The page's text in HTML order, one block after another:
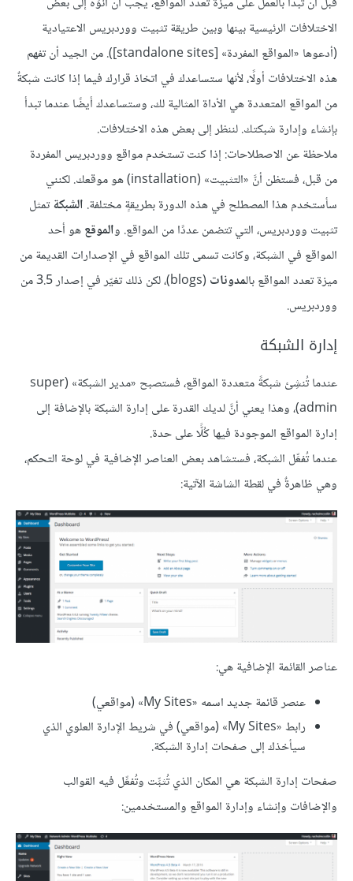
الاختلافات الرئيسية بينها وبين طريقة تثبيت ووردبريس الاعتيادية
(أدعوها «المواقع المفردة» [standalone sites]). من الجيد أن تفهم
هذه الاختلافات أولًا، لأنها ستساعدك في اتخاذ قرارك فيما إذا كانت شبكةٌ
من المواقع المتعددة هي الأداة المثالية لك، وستساعدك أيضًا عندما تبدأ
بإنشاء وإدارة شبكتك. لننظر إلى بعض هذه الاختلافات.
ملاحظة عن الاصطلاحات: إذا كنت تستخدم مواقع ووردبريس المفردة
من قبل، فستظن أنَّ «التثبيت» (installation) هو موقعك. لكنني
سأستخدم هذا المصطلح في هذه الدورة بطريقةٍ مختلفة. الشبكة تمثل
تثبيت ووردبريس، التي تتضمن عددًا من المواقع. والموقعهو أحد
المواقع في الشبكة، وكانت تسمى تلك المواقع في الإصدارات القديمة من
ميزة تعدد المواقع بالمدونات
(blogs)، لكن ذلك تغيّر في إصدار 3.5 من
ووردبريس.
إدارة الشبكة
عندما تُنشِئ شبكةً متعددة المواقع، فستصبح «مدير الشبكة» (super
admin)، وهذا يعني أنَّ لديك القدرة على إدارة الشبكة بالإضافة إلى
إدارة المواقع الموجودة فيها كُلًّا على حدة.
عندما تُفعِّل الشبكة، فستشاهد بعض العناصر الإضافية في لوحة التحكم،
وهي ظاهرةٌ في لقطة الشاشة الآتية:
عناصر القائمة الإضافية هي:
عنصر قائمة جديد اسمه «My Sites» (مواقعي)
رابط «My Sites» (مواقعي) في شريط الإدارة العلوي الذي
سيأخذك إلى صفحات إدارة الشبكة.
صفحات إدارة الشبكة هي المكان الذي تُثبِّت وتُفعِّل فيه القوالب
والإضافات وإنشاء وإدارة المواقع والمستخدمين: